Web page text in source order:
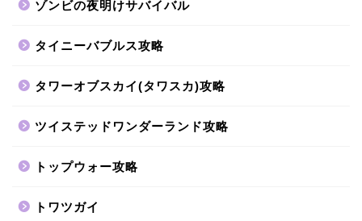
ゾンビの夜明けサバイバル
タイニーバブルス攻略
タワーオブスカイ(タワスカ)攻略
ツイステッドワンダーランド攻略
トップウォー攻略
トワツガイ